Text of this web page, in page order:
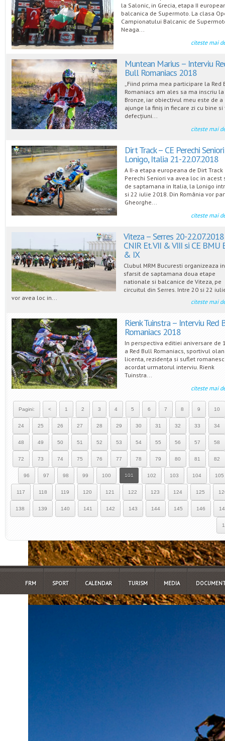
la Salonic, in Grecia, etapa II
balcanica de Supermoto. La clasa
Campionatului Balcanic de
Neaga...
citeste mai
Muntean Marius – Interviu
Bull Romaniacs 2018
„Fiind prima mea participare la Red
Romaniacs am ales sa ma inscriu
Bronze, iar obiectivul meu este de a
ajunge la finiș in fiecare zi cu bine si
defecțiuni...
citeste mai
Dirt Track – CE Perechi
Lonigo, Italia 21-22.07.2018
A II-a etapa europeana de Dirt Track
Perechi Seniori va avea loc in acest
de saptamana in Italia, la Lonigo
si 22 iulie 2018. Din România vor
Gheorghe...
citeste mai
Viteza – Serres 20-
CNIR Et. VII & VIII si CE BMU
& IX
Clubul MRM Bucuresti organizeaza
sfarsit de saptamana doua etape
nationale si balcanice de Viteza, pe
circuitul din Serres. Intre 20 si 22
vor avea loc in...
citeste mai
Rienk Tuinstra – Interviu Red
Romaniacs 2018
In perspectiva editiei aniversare de
a Red Bull Romaniacs, sportivul
licenta, rezidența si suflet
acordat urmatorul interviu. Rienk
Tuinstra...
citeste mai
Pagini: < 1 2 3 4 5 6 7 8 9 10
24 25 26 27 28 29 30 31 32 33 34
48 49 50 51 52 53 54 55 56 57 58
72 73 74 75 76 77 78 79 80 81 82
96 97 98 99 100 101 102 103 104 105
117 118 119 120 121 122 123 124 125
138 139 140 141 142 143 144 145 146
FRM SPORT CALENDAR TURISM MEDIA